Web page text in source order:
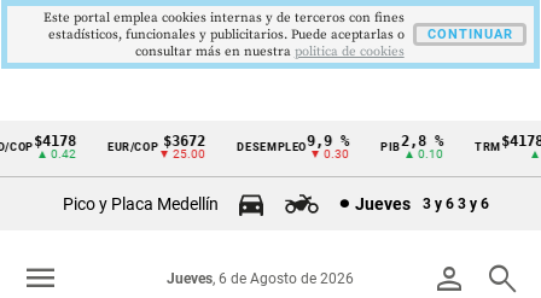
Cintillo
Colombia
$4178
▲ 0.42
EUR/COP $3672
▼ 25.00
DESEMPLEO 9,9 %
▼ 0.30
PIB2,8 %
▲ 0.10
TRM
▲
Pico y Placa Medellín Jueves 3 y 6 3 y 6
person search
Jueves, 6 de Agosto de 2026
menu
Este portal emplea cookies internas y de terceros con fines
estadísticos, funcionales y publicitarios. Puede aceptarlas o
consultar más en nuestra politica de cookies
CONTINUAR